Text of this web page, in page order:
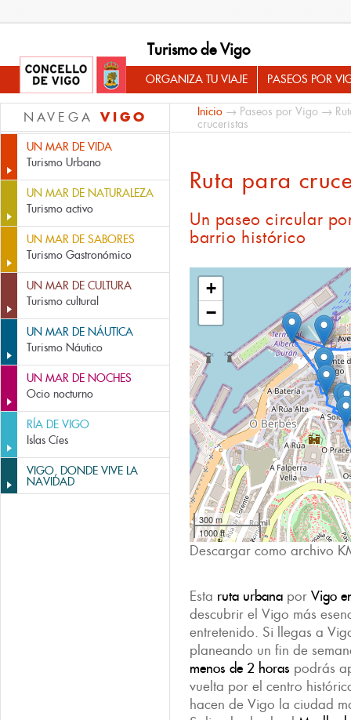
Turismo de Vigo
ORGANIZA TU VIAJE PASEOS POR
NAVEGA VIGO
UN MAR DE VIDA
Turismo Urbano
UN MAR DE NATURALEZA
Turismo activo
UN MAR DE SABORES
Turismo Gastronómico
UN MAR DE CULTURA
Turismo cultural
UN MAR DE NÁUTICA
Turismo Náutico
UN MAR DE NOCHES
Ocio nocturno
RÍA DE VIGO
Islas Cíes
VIGO, DONDE VIVE LA
NAVIDAD
Inicio → Paseos por Vigo →
cruceristas
Ruta para
Un paseo circular
barrio histórico
+
−
300 m
1000 ft
Descargar como archivo
Esta ruta urbana por Vigo
descubrir el Vigo más
entretenido. Si llegas a
planeando un fin de
menos de 2 horas podrás
vuelta por el centro
hacen de Vigo la ciudad